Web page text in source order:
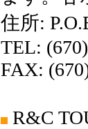
住所:
TEL:
FAX:
R&C